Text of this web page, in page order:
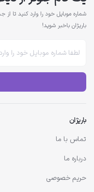
شماره موبایل خود را وارد کنید تا
باریژان باخبر شوید!
باریژان
تماس با ما
درباره ما
حریم خصوصی